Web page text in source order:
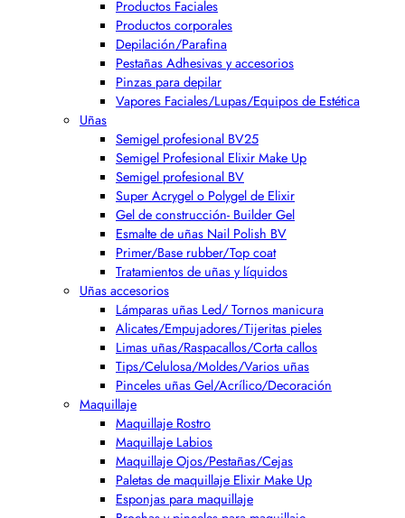
Productos Faciales
Productos corporales
Depilación/Parafina
Pestañas Adhesivas y accesorios
Pinzas para depilar
Vapores Faciales/Lupas/Equipos de Estética
Uñas
Semigel profesional BV25
Semigel Profesional Elixir Make Up
Semigel profesional BV
Super Acrygel o Polygel de Elixir
Gel de construcción- Builder Gel
Esmalte de uñas Nail Polish BV
Primer/Base rubber/Top coat
Tratamientos de uñas y líquidos
Uñas accesorios
Lámparas uñas Led/ Tornos manicura
Alicates/Empujadores/Tijeritas pieles
Limas uñas/Raspacallos/Corta callos
Tips/Celulosa/Moldes/Varios uñas
Pinceles uñas Gel/Acrílico/Decoración
Maquillaje
Maquillaje Rostro
Maquillaje Labios
Maquillaje Ojos/Pestañas/Cejas
Paletas de maquillaje Elixir Make Up
Esponjas para maquillaje